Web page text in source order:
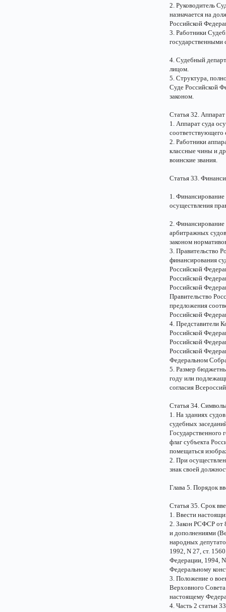
2. Руководитель
назначается на
Российской
3. Работники
государственными
4. Судебный
лицом.
5. Структура,
Суде Российской
законом.
Статья 32. Аппарат
1. Аппарат суда
соответствующего
2. Работники
классные чины и
воинские звания.
Статья 33.
1. Финансирование
осуществления
2.
арбитражных
законом
3. Правительство
финансирования
Российской
Российской
Российской
Правительство
предложения
Российской
4. Представители
Российской
Российской
Российской
Федеральном
5. Размер
году или
согласия
Статья 34.
1. На зданиях
судебных
Государственного
флаг субъекта
помещаться
2. При
знак своей
Глава 5. Порядок
Статья 35. Срок
1. Ввести
2. Закон РСФСР от
и дополнениями
народных
1992, N 27, ст.
Федерации, 1994,
Федеральному
3. Положение о
Верховного
настоящему
4. Часть 2 статьи